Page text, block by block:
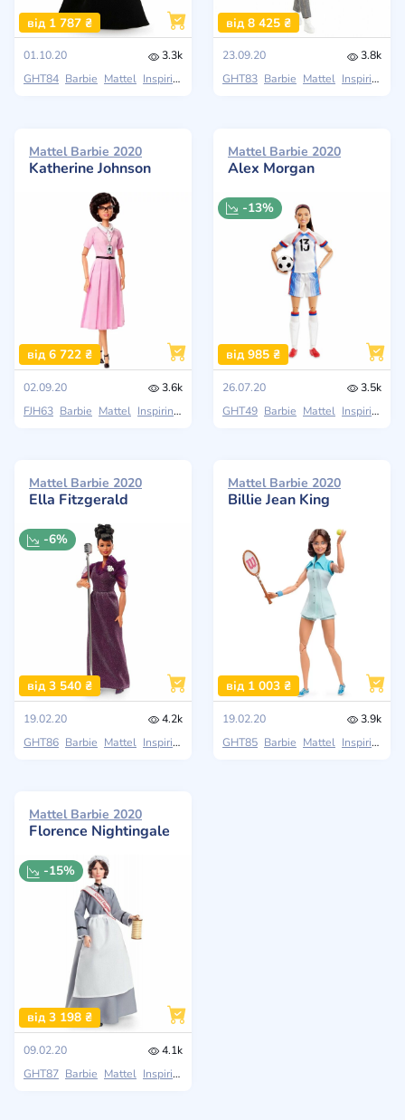
від 1 787 ₴
01.10.20
3.3k
GHT84 Barbie Mattel Inspiring Women
від 8 425 ₴
23.09.20
3.8k
GHT83 Barbie Mattel Inspiring Women
Mattel Barbie 2020
Katherine Johnson
від 6 722 ₴
02.09.20
3.6k
FJH63 Barbie Mattel Inspiring Women
Mattel Barbie 2020
Alex Morgan
-13%
від 985 ₴
26.07.20
3.5k
GHT49 Barbie Mattel Inspiring Women
Mattel Barbie 2020
Ella Fitzgerald
-6%
від 3 540 ₴
19.02.20
4.2k
GHT86 Barbie Mattel Inspiring Women
Mattel Barbie 2020
Billie Jean King
від 1 003 ₴
19.02.20
3.9k
GHT85 Barbie Mattel Inspiring Women
Mattel Barbie 2020
Florence Nightingale
-15%
від 3 198 ₴
09.02.20
4.1k
GHT87 Barbie Mattel Inspiring Women